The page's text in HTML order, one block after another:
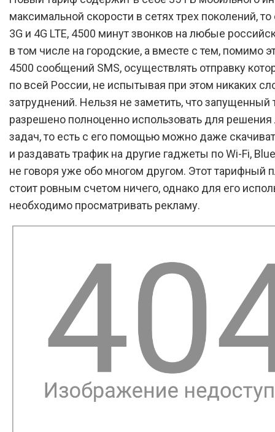
максимальной скорости в сетях трех поколений, то
3G и 4G LTE, 4500 минут звонков на любые
в том числе на городские, а вместе с тем, помимо
4500 сообщений SMS, осуществлять отправку
по всей России, не испытывая при этом никаких
затруднений. Нельзя не заметить, что запущенный
разрешено полноценно использовать для
задач, то есть с его помощью можно даже
и раздавать трафик на другие гаджеты по Wi-Fi,
не говоря уже обо многом другом. Этот тарифный
стоит ровным счетом ничего, однако для его
необходимо просматривать рекламу.